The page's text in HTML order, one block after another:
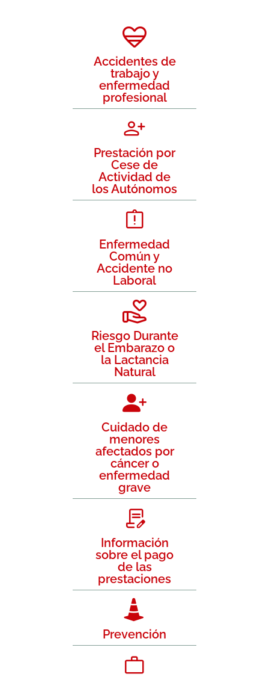
Accidentes de
trabajo y
enfermedad
profesional
Prestación por
Cese de
Actividad de
los Autónomos
Enfermedad
Común y
Accidente no
Laboral
Riesgo Durante
el Embarazo o
la Lactancia
Natural
Cuidado de
menores
afectados por
cáncer o
enfermedad
grave
Información
sobre el pago
de las
prestaciones
Prevención